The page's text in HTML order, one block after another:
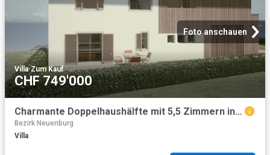
Foto anschauen
Villa·Zum Kauf
CHF 749'000
Charmante Doppelhaushälfte mit 5,5 Zimmern in Bassecourt
Bezirk Neuenburg
Villa